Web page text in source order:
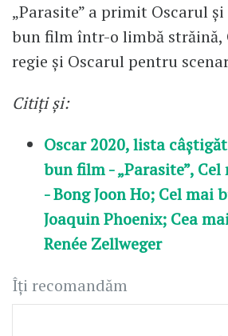
„Parasite” a primit Oscarul
bun film într-o limbă străină,
regie și Oscarul pentru
Citiți și:
Oscar 2020, lista
bun film - „Parasite”,
- Bong Joon Ho; Cel mai
Joaquin Phoenix; Cea
Renée Zellweger
Îți recomandăm